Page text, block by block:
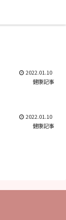
2022.01.10
健康記事
2022.01.10
健康記事